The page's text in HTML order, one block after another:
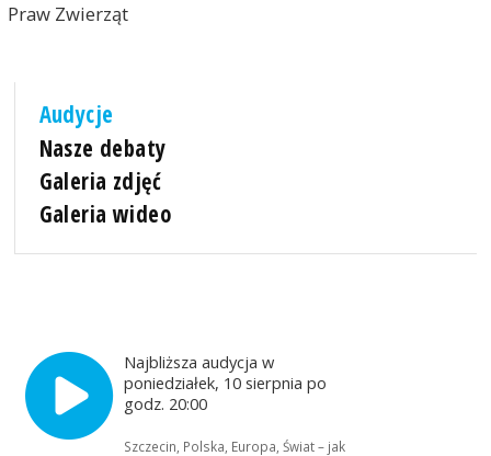
Praw Zwierząt
Audycje
Nasze debaty
Galeria zdjęć
Galeria wideo
Najbliższa audycja w
poniedziałek, 10 sierpnia po
godz. 20:00
Szczecin, Polska, Europa, Świat – jak